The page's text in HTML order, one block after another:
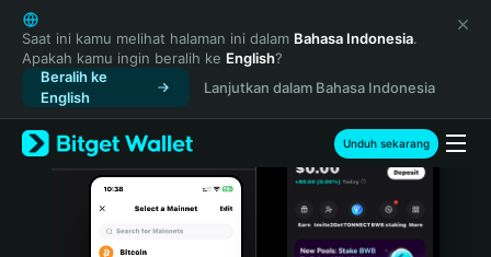
English
日本語
Tiếng Việt
Русский
Español (Latinoamérica)
Türkçe
Italiano
Saat ini kamu melihat halaman ini dalam Bahasa Indonesia.
Apakah kamu ingin beralih ke English?
Beralih ke
English
Lanjutkan dalam Bahasa Indonesia
Unduh sekarang